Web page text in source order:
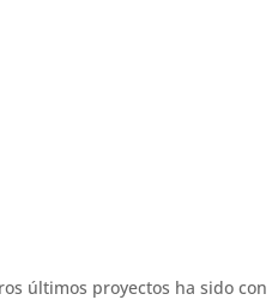
últimos proyectos ha sido con